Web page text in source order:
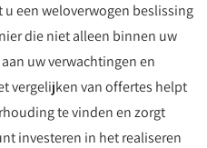
een weloverwogen beslissing
die niet alleen binnen uw
uw verwachtingen en
vergelijken van offertes helpt
te vinden en zorgt
investeren in het realiseren